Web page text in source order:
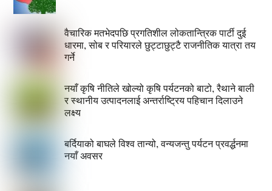
वैचारिक मतभेदपछि प्रगतिशील लोकतान्त्रिक पार्टी दुई
धारमा, सोब र परियारले छुट्टाछुट्टै राजनीतिक यात्रा तय
गर्ने
नयाँ कृषि नीतिले खोल्यो कृषि पर्यटनको बाटो, रैथाने बाली
र स्थानीय उत्पादनलाई अन्तर्राष्ट्रिय पहिचान दिलाउने
लक्ष्य
बर्दियाको बाघले विश्व तान्यो, वन्यजन्तु पर्यटन प्रवर्द्धनमा
नयाँ अवसर